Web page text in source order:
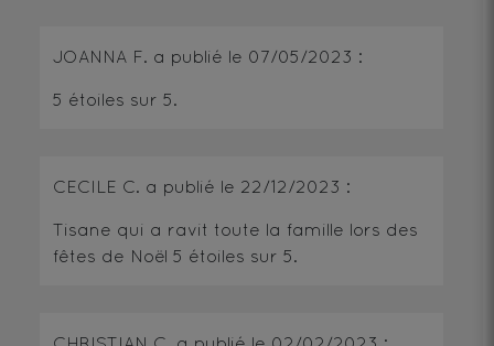
JOANNA F. a publié le 07/05/2023 :
5 étoiles sur 5.
CECILE C. a publié le 22/12/2023 :
Tisane qui a ravit toute la famille lors des
fêtes de Noël5 étoiles sur 5.